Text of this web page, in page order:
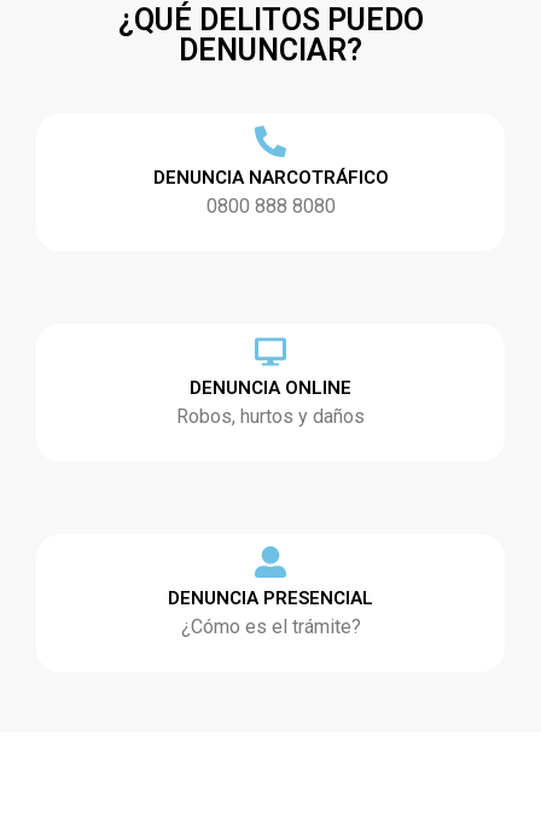
¿QUÉ DELITOS PUEDO
DENUNCIAR?
DENUNCIA NARCOTRÁFICO
0800 888 8080
DENUNCIA ONLINE
Robos, hurtos y daños
DENUNCIA PRESENCIAL
¿Cómo es el trámite?